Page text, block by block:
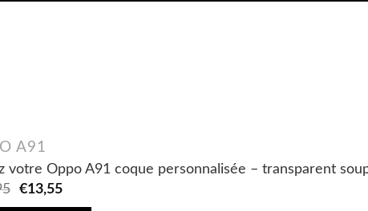
A91
votre Oppo A91 coque personnalisée – transparent
Original
€13,55Current